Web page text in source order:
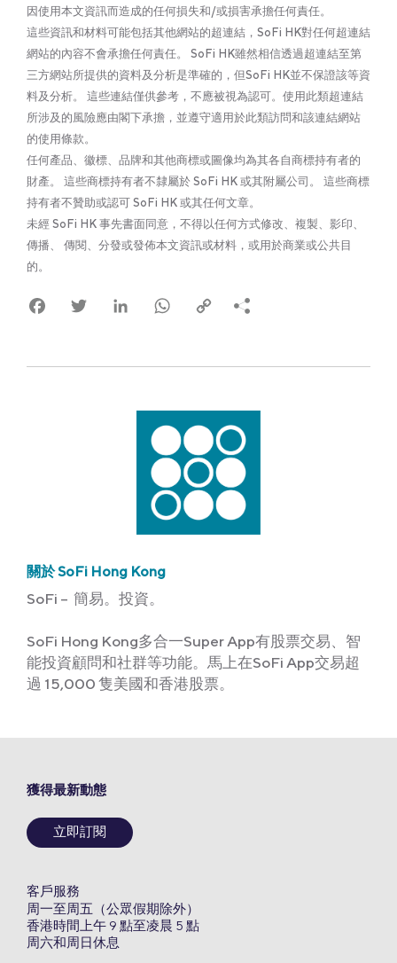
因使用本文資訊而造成的任何損失和/或損害承擔任何責任。
這些資訊和材料可能包括其他網站的超連結，SoFi HK對任何超連結
網站的內容不會承擔任何責任。 SoFi HK雖然相信透過超連結至第
三方網站所提供的資料及分析是準確的，但SoFi HK並不保證該等資
料及分析。 這些連結僅供參考，不應被視為認可。使用此類超連結
所涉及的風險應由閣下承擔，並遵守適用於此類訪問和該連結網站
的使用條款。
任何產品、徽標、品牌和其他商標或圖像均為其各自商標持有者的
財產。 這些商標持有者不隸屬於 SoFi HK 或其附屬公司。 這些商標
持有者不贊助或認可 SoFi HK 或其任何文章。
未經 SoFi HK 事先書面同意，不得以任何方式修改、複製、影印、
傳播、 傳閱、分發或發佈本文資訊或材料，或用於商業或公共目
的。
FacebookTwitter LinkedInWhatsApp
Copy
關於 SoFi Hong Kong
SoFi – 簡易。投資。
SoFi Hong Kong多合一Super App有股票交易、智
能投資顧問和社群等功能。馬上在SoFi App交易超
過 15,000 隻美國和香港股票。
獲得最新動態
立即訂閱
客戶服務
周一至周五（公眾假期除外）
香港時間上午 9 點至凌晨 5 點
周六和周日休息